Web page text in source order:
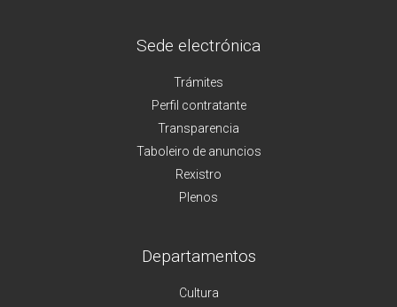
Sede electrónica
Trámites
Perfil contratante
Transparencia
Taboleiro de anuncios
Rexistro
Plenos
Departamentos
Cultura